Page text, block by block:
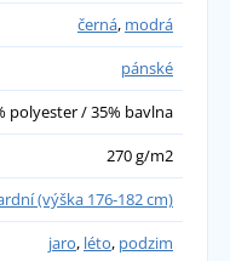
bohužel
kde se brzy
černá, modrá
pánské
polyester / 35% bavlna
270 g/m2
(výška 176-182 cm)
jaro, léto, podzim